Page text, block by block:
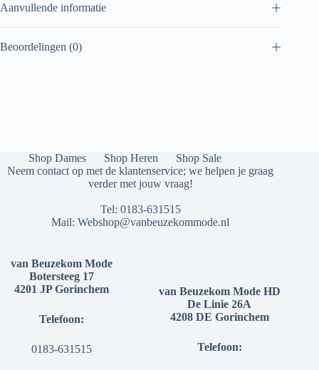
Aanvullende informatie
Beoordelingen (0)
Shop Dames Shop Heren
Shop Sale
Neem contact op met de klantenservice; we helpen je graag
verder met jouw vraag!
Tel: 0183-631515
Mail:Webshop@vanbeuzekommode.nl
van Beuzekom Mode
Botersteeg 17
4201 JP Gorinchem
Telefoon:
0183-631515
van Beuzekom Mode HD
De Linie 26A
4208 DE Gorinchem
Telefoon: